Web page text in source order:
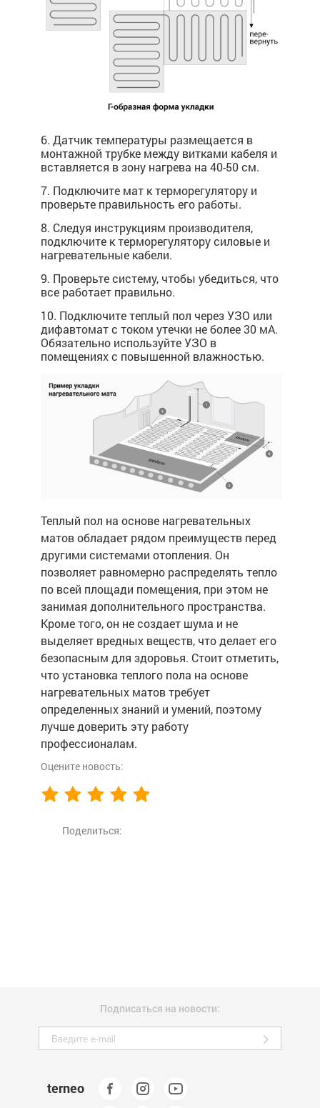
6. Датчик температуры размещается в
монтажной трубке между витками кабеля и
вставляется в зону нагрева на 40-50 см.
7. Подключите мат к терморегулятору и
проверьте правильность его работы.
8. Следуя инструкциям производителя,
подключите к терморегулятору силовые и
нагревательные кабели.
9. Проверьте систему, чтобы убедиться, что
все работает правильно.
10. Подключите теплый пол через УЗО или
дифавтомат с током утечки не более 30 мА.
Обязательно используйте УЗО в
помещениях с повышенной влажностью.
Теплый пол на основе нагревательных
матов обладает рядом преимуществ перед
другими системами отопления. Он
позволяет равномерно распределять тепло
по всей площади помещения, при этом не
занимая дополнительного пространства.
Кроме того, он не создает шума и не
выделяет вредных веществ, что делает его
безопасным для здоровья. Стоит отметить,
что установка теплого пола на основе
нагревательных матов требует
определенных знаний и умений, поэтому
лучше доверить эту работу
профессионалам.
Оцените новость:
Поделиться:
Подписаться на новости:
terneo